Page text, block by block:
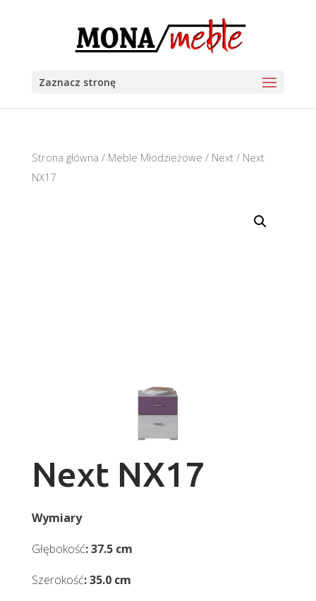
Zaznacz stronę
Strona główna / Meble Młodzieżowe / Next/ Next
NX17
Next NX17
Wymiary
Głębokość: 37.5 cm
Szerokość: 35.0 cm